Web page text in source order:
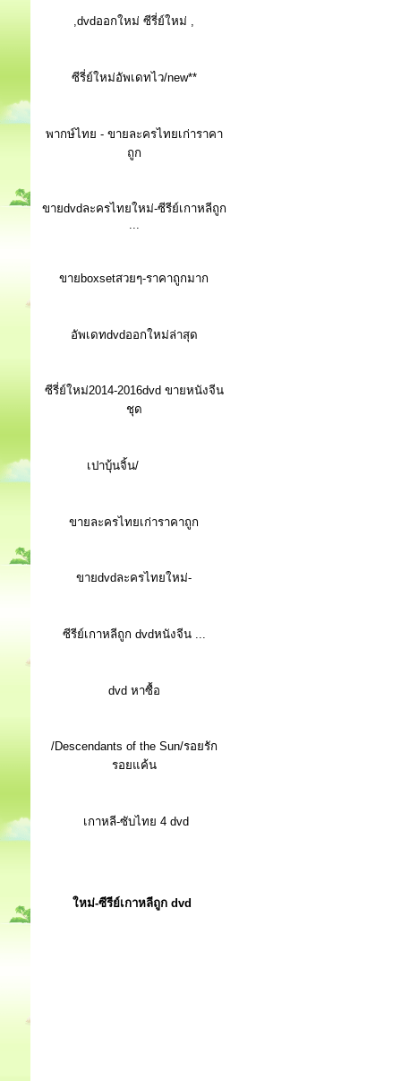
,dvdออกใหม่ ซีรี่ย์ใหม่ ,
ซีรี่ย์ใหม่อัพเดทไว/new**
พากษ์ไทย - ขายละครไทยเก่าราคา
ถูก
ขายdvdละครไทยใหม่-ซีรีย์เกาหลีถูก
...
ขายboxsetสวยๆ-ราคาถูกมาก
อัพเดทdvdออกใหม่ล่าสุด
ซีรี่ย์ใหม่2014-2016dvd ขายหนังจีน
ชุด
เปาบุ้นจิ้น/
ขายละครไทยเก่าราคาถูก
ขายdvdละครไทยใหม่-
ซีรีย์เกาหลีถูก dvdหนังจีน ...
dvd หาซื้อ
/Descendants of the Sun/รอยรัก
รอยแค้น
เกาหลี-ซับไทย 4 dvd
ใหม่-ซีรีย์เกาหลีถูก dvd